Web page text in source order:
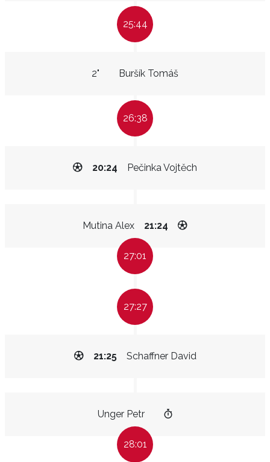
25:44
Buršík Tomáš
2"
26:38
Pečinka Vojtěch
20:24
Mutina Alex 21:24
27:01
27:27
Schaffner David
21:25
Unger Petr
28:01